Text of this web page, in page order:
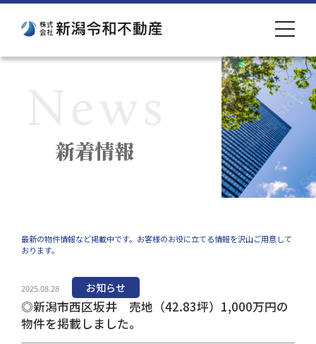
toggle
新着情報
最新の物件情報など掲載中です。お客様のお役に立てる情報を沢山ご用意して
おります。
2025.08.28 お知らせ
◎新潟市西区坂井 売地（42.83坪）1,000万円の
物件を掲載しました。